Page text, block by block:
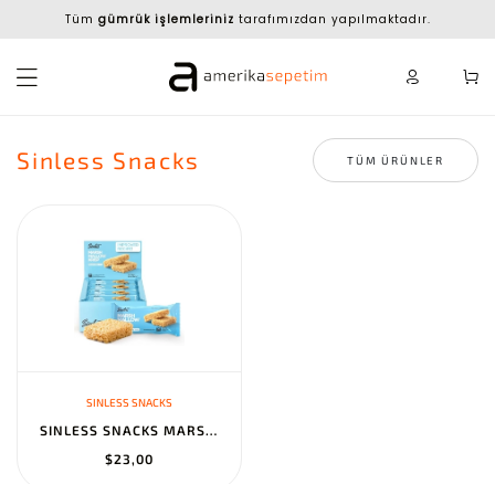
Tüm gümrük işlemleriniz tarafımızdan yapılmaktadır.
Sinless Snacks TÜM ÜRÜNLER
SINLESS SNACKS
SINLESS SNACKS MARSH MALLOW KRISP - KETO-FRIENDLY GLUTEN-FREE BAR...
$23,00